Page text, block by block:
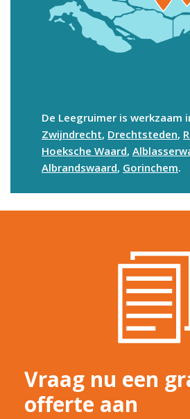
De Leegruimer is werkzaam
Zwijndrecht, Drechtsteden,
Hoeksche Waard,
Albrandswaard, Gorinchem.
Vraag nu een
offerte aan